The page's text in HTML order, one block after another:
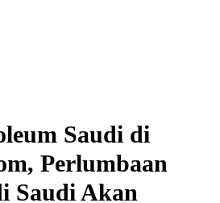
Saudi di
Perlumbaan
Saudi Akan